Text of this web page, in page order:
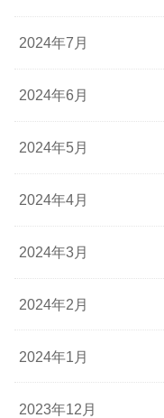
2024年7月
2024年6月
2024年5月
2024年4月
2024年3月
2024年2月
2024年1月
2023年12月